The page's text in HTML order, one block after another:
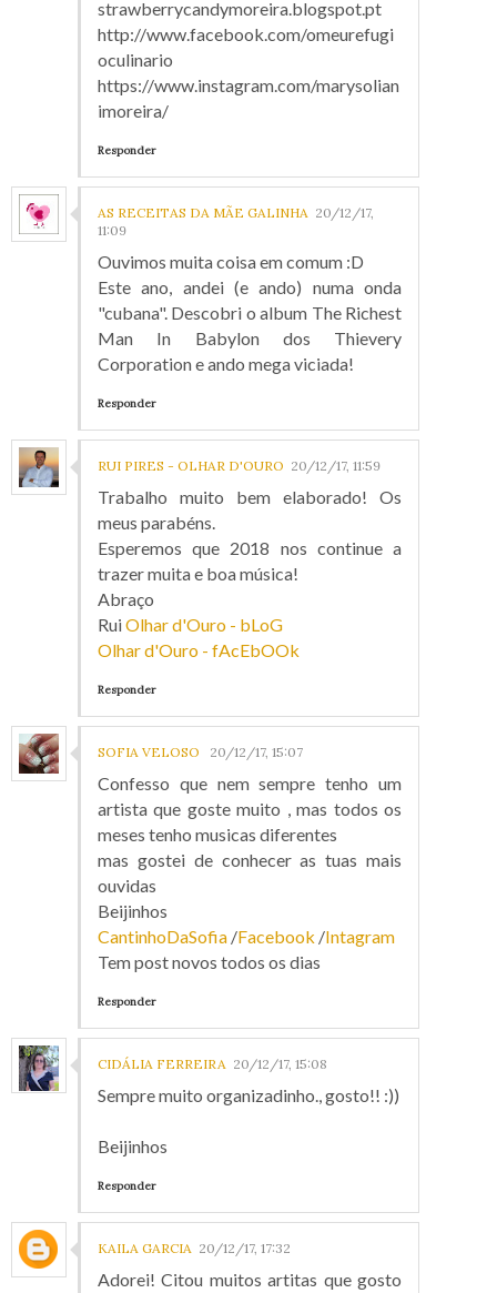
strawberrycandymoreira.blogspot.pt
http://www.facebook.com/omeurefugi
oculinario
https://www.instagram.com/marysolian
imoreira/
Responder
AS RECEITAS DA MÃE GALINHA 20/12/17,
11:09
Ouvimos muita coisa em comum :D
Este ano, andei (e ando) numa onda
"cubana". Descobri o album The Richest
Man In Babylon dos Thievery
Corporation e ando mega viciada!
Responder
RUI PIRES - OLHAR D'OURO 20/12/17, 11:59
Trabalho muito bem elaborado! Os
meus parabéns.
Esperemos que 2018 nos continue a
trazer muita e boa música!
Abraço
RuiOlhar d'Ouro - bLoG
Olhar d'Ouro - fAcEbOOk
Responder
SOFIA VELOSO 20/12/17, 15:07
Confesso que nem sempre tenho um
artista que goste muito , mas todos os
meses tenho musicas diferentes
mas gostei de conhecer as tuas mais
ouvidas
Beijinhos
CantinhoDaSofia /Facebook /Intagram
Tem post novos todos os dias
Responder
CIDÁLIA FERREIRA 20/12/17, 15:08
Sempre muito organizadinho., gosto!! :))
Beijinhos
Responder
KAILA GARCIA 20/12/17, 17:32
Adorei! Citou muitos artitas que gosto